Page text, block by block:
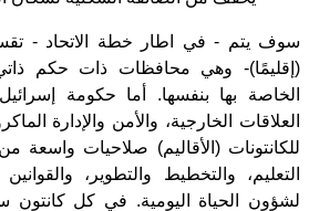
(إقليمًا)- وهي محافظات ذات حكم ذاتي
الخاصة بها بنفسها. أما حكومة
العلاقات الخارجية، والأمن والإدارة
للكانتونات (الأقاليم) صلاحيات واسعة
التعليم، والتخطيط والتطوير، والقوانين
لشؤون الحياة اليومية. في كل